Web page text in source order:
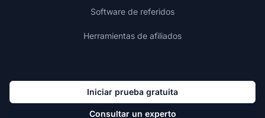
Software de referidos
Herramientas de afiliados
Iniciar prueba gratuita
Consultar un experto